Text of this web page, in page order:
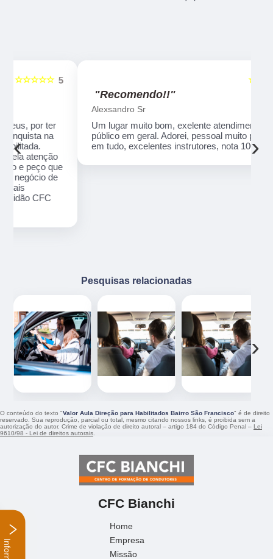
"Recomendo!!"
Um lugar muito bom, exelente atendimento ao
público em geral. Adorei, pessoal muito profissional
em tudo, excelentes instrutores, nota 1000!!
‹ ›
Pesquisas relacionadas
‹ ›
O conteúdo do texto "Valor Aula Direção para Habilitados Bairro São Francisco" é de direito
reservado. Sua reprodução, parcial ou total, mesmo citando nossos links, é proibida sem a
autorização do autor. Crime de violação de direito autoral – artigo 184 do Código Penal – Lei
9610/98 - Lei de direitos autorais
CFC Bianchi
Home
Empresa
Missão